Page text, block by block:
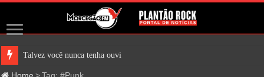
Talvez você nunca tenha ouvido fala